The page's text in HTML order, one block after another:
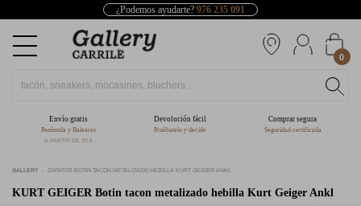
¿Podemos ayudarte? 976 235 091
0
Envío gratis
Península y Baleares
A PARTIR DE 39 €
Devolución fácil
Pruébatelo y decide
Comprar segura
Seguridad certificada
GALLERY ZAPATOS BOTIN TACON METALIZADO HEBILLA KURT GEIGER ANKL
KURT GEIGER Botin tacon metalizado hebilla Kurt Geiger Ankl